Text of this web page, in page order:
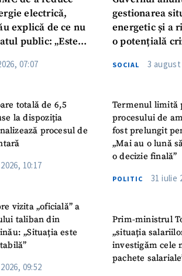
electrică,
explică de ce nu
public: „Este
07:07
totală de 6,5
la dispoziția
procesul de
10:17
vizita „oficială” a
taliban din
„Situația este
09:52
gestionarea
energetic și a
o potențială
SOCIAL 3 august
Termenul limită
procesului de
fost prelungit
„Mai au o lună
o decizie finală”
POLITIC 31 iulie
Prim-ministrul
„situația
investigăm cele
pachete